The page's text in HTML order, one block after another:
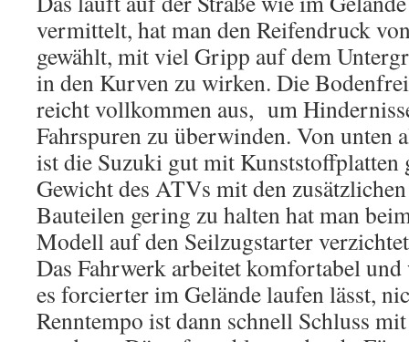
vermittelt, hat man den Reifendruck
gewählt, mit viel Gripp auf dem
in den Kurven zu wirken. Die
reicht vollkommen aus, um
Fahrspuren zu überwinden. Von unten
ist die Suzuki gut mit Kunststoffplatten
Gewicht des ATVs mit den
Bauteilen gering zu halten hat man
Modell auf den Seilzugstarter
Das Fahrwerk arbeitet komfortabel
es forcierter im Gelände laufen lässt,
Renntempo ist dann schnell Schluss